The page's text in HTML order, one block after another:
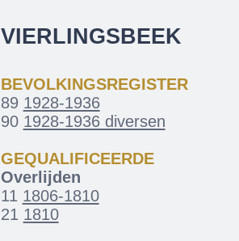
VIERLINGSBEEK
BEVOLKINGSREGISTER
89 1928-1936
90 1928-1936 diversen
GEQUALIFICEERDE
Overlijden
11 1806-1810
21 1810